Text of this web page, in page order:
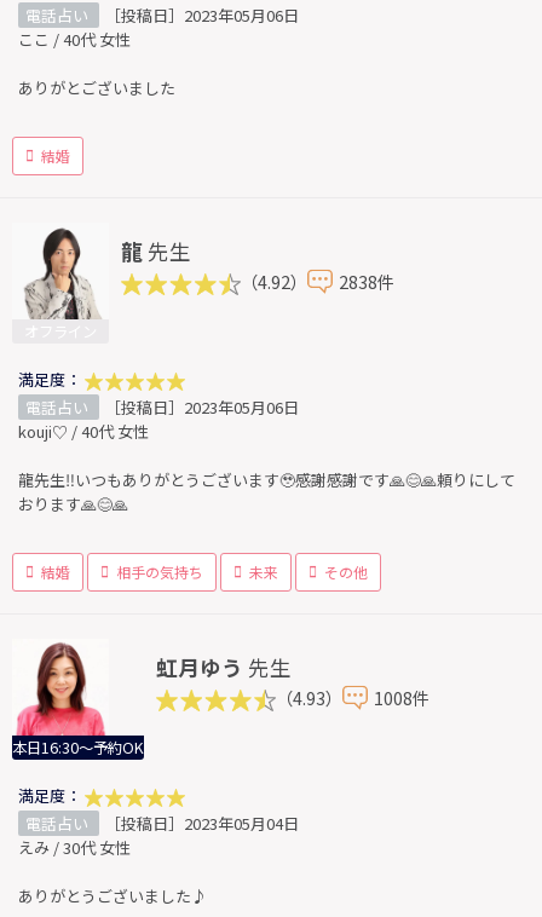
電話占い
［投稿日］2023年05月06日
ここ / 40代 女性
ありがとございました
結婚
龍 先生
（4.92） 2838件
満足度：
電話占い
［投稿日］2023年05月06日
kouji♡ / 40代 女性
龍先生‼️いつもありがとうございます🥹感謝感謝です🙏😊🙏頼りにして
おります🙏😊🙏
結婚 相手の気持ち 未来 その他
本日16:30～予約OK
虹月ゆう 先生
（4.93） 1008件
満足度：
電話占い
［投稿日］2023年05月04日
えみ / 30代 女性
ありがとうございました♪